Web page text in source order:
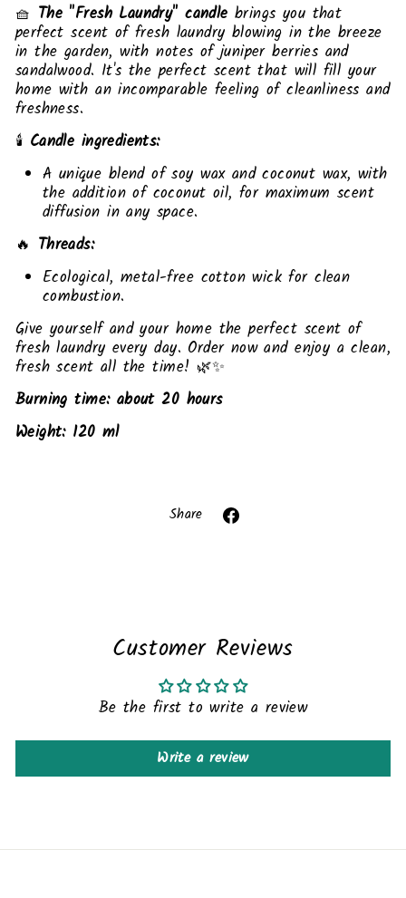
🧺 The "Fresh Laundry" candle brings you that
perfect scent of fresh laundry blowing in the breeze
in the garden, with notes of juniper berries and
sandalwood. It's the perfect scent that will fill your
home with an incomparable feeling of cleanliness and
freshness.
🕯️ Candle ingredients:
A unique blend of soy wax and coconut wax, with
the addition of coconut oil, for maximum scent
diffusion in any space.
🔥 Threads:
Ecological, metal-free cotton wick for clean
combustion.
Give yourself and your home the perfect scent of
fresh laundry every day. Order now and enjoy a clean,
fresh scent all the time! 🌿✨
Burning time: about 20 hours
Weight: 120 ml
invalid url input
Share
Customer Reviews
Be the first to write a review
Write a review